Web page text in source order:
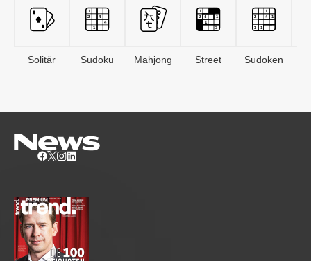
Solitär Sudoku Mahjong Street Sudoken